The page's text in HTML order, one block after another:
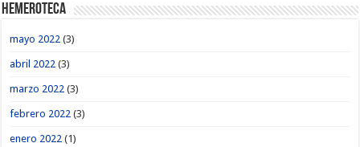
Hemeroteca
mayo 2022 (3)
abril 2022 (3)
marzo 2022 (3)
febrero 2022 (3)
enero 2022 (1)